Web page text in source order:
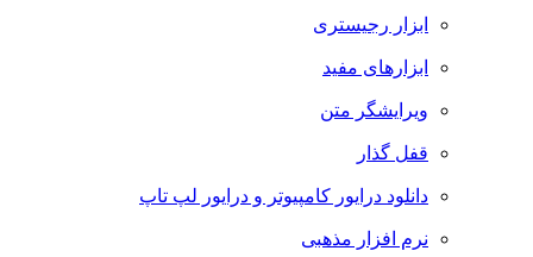
ابزار رجیستری
ابزارهای مفید
ویرایشگر متن
قفل گذار
دانلود درایور کامپیوتر و درایور لپ تاپ
نرم افزار مذهبی